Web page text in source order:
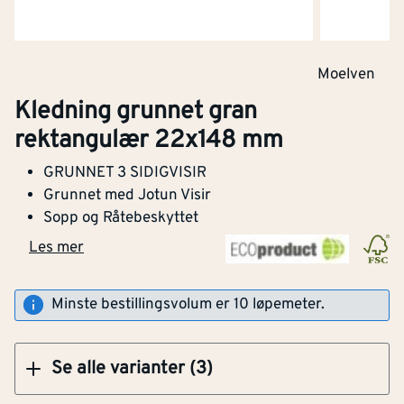
Moelven
Kledning grunnet gran
rektangulær 22x148 mm
GRUNNET 3 SIDIGVISIR
Grunnet med Jotun Visir
Sopp og Råtebeskyttet
Les mer
Minste bestillingsvolum er 10 løpemeter.
Se alle varianter (3)
Kledning rektangulær grunnet 22x123 mm
gran klasse 1
Bredde [mm] 148
Tykkelse [mm] 22
Med bark Nei